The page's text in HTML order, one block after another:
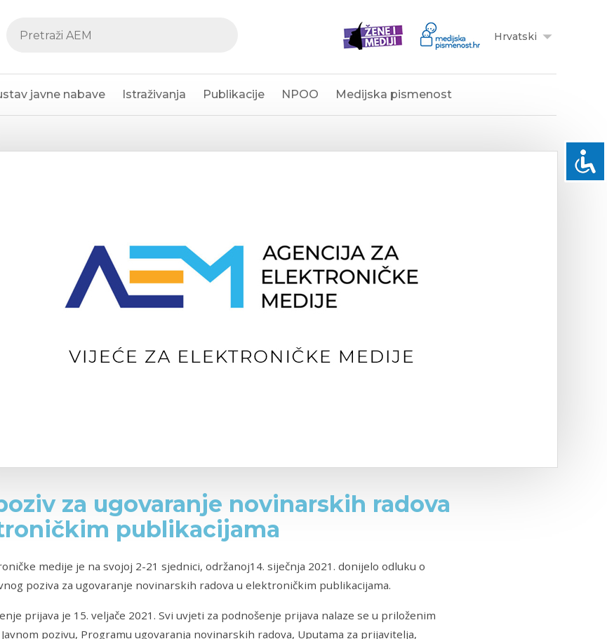
Hrvatski
javne nabave Istraživanja Publikacije NPOO Medijska pismenost
za ugovaranje novinarskih radova
publikacijama
medije je na svojoj 2-21 sjednici, održanoj14. siječnja 2021. donijelo odluku o
poziva za ugovaranje novinarskih radova u elektroničkim publikacijama.
prijava je 15. veljače 2021. Svi uvjeti za podnošenje prijava nalaze se u priloženim
pozivu, Programu ugovaranja novinarskih radova, Uputama za prijavitelja,